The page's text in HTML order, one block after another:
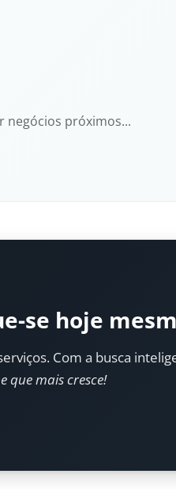
negócios próximos...
se hoje
Com a busca
que mais cresce!